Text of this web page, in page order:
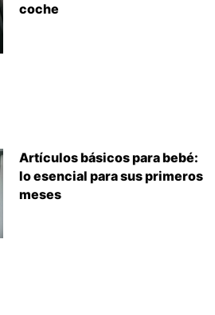
coche
Artículos básicos para bebé:
lo esencial para sus primeros
meses